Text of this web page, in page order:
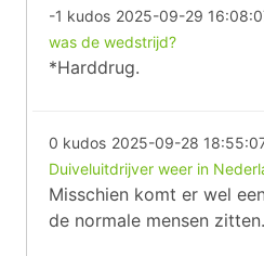
-1 kudos 2025-09-29
was de wedstrijd?
*Harddrug.
0 kudos 2025-09-28
Duiveluitdrijver weer in
Misschien komt er wel
de normale mensen zitten.